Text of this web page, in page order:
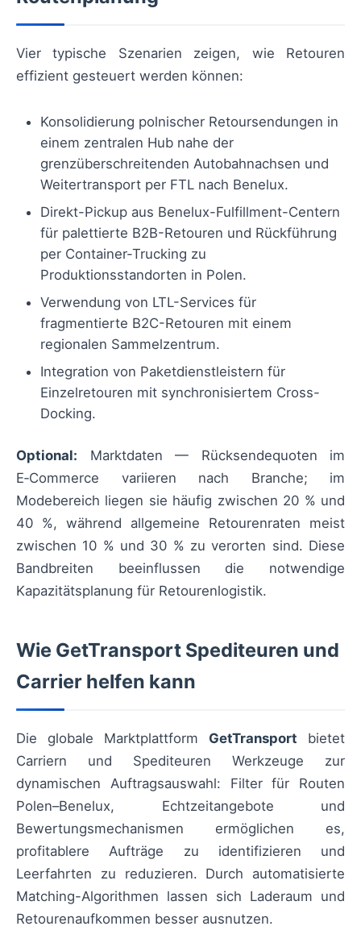
Vier typische Szenarien zeigen, wie Retouren
effizient gesteuert werden können:
Konsolidierung polnischer Retoursendungen in
einem zentralen Hub nahe der
grenzüberschreitenden Autobahnachsen und
Weitertransport per FTL nach Benelux.
Direkt-Pickup aus Benelux-Fulfillment-Centern
für palettierte B2B-Retouren und Rückführung
per Container-Trucking zu
Produktionsstandorten in Polen.
Verwendung von LTL-Services für
fragmentierte B2C-Retouren mit einem
regionalen Sammelzentrum.
Integration von Paketdienstleistern für
Einzelretouren mit synchronisiertem Cross-
Docking.
Optional: Marktdaten — Rücksendequoten im
E‑Commerce variieren nach Branche; im
Modebereich liegen sie häufig zwischen 20 % und
40 %, während allgemeine Retourenraten meist
zwischen 10 % und 30 % zu verorten sind. Diese
Bandbreiten beeinflussen die notwendige
Kapazitätsplanung für Retourenlogistik.
Wie GetTransport Spediteuren und
Carrier helfen kann
Die globale Marktplattform GetTransport bietet
Carriern und Spediteuren Werkzeuge zur
dynamischen Auftragsauswahl: Filter für Routen
Polen–Benelux, Echtzeitangebote und
Bewertungsmechanismen ermöglichen es,
profitablere Aufträge zu identifizieren und
Leerfahrten zu reduzieren. Durch automatisierte
Matching-Algorithmen lassen sich Laderaum und
Retourenaufkommen besser ausnutzen.